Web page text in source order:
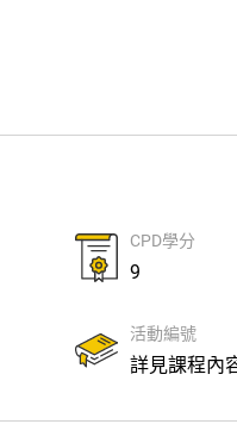
CPD學分
9
活動編號
詳見課程內